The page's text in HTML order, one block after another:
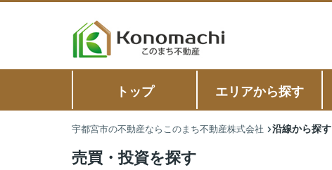
トップ エリアから探す
宇都宮市の不動産ならこのまち不動産株式会社 沿線から探す
売買・投資を探す